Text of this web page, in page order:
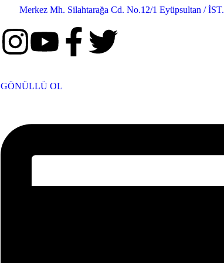
Merkez Mh. Silahtarağa Cd. No.12/1 Eyüpsultan / İST.
GÖNÜLLÜ OL